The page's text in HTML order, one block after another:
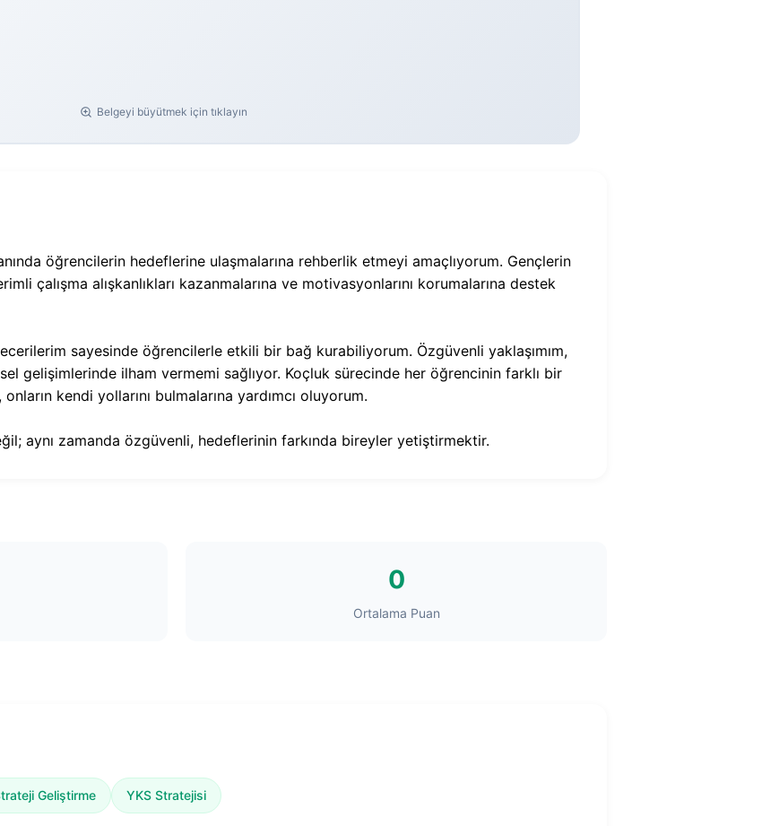
Belgeyi büyütmek için tıklayın
öğrencilerin hedeflerine ulaşmalarına rehberlik etmeyi amaçlıyorum. Gençlerin
çalışma alışkanlıkları kazanmalarına ve motivasyonlarını korumalarına destek
sayesinde öğrencilerle etkili bir bağ kurabiliyorum. Özgüvenli yaklaşımım,
gelişimlerinde ilham vermemi sağlıyor. Koçluk sürecinde her öğrencinin farklı bir
kendi yollarını bulmalarına yardımcı oluyorum.
aynı zamanda özgüvenli, hedeflerinin farkında bireyler yetiştirmektir.
0
Ortalama Puan
Geliştirme YKS Stratejisi